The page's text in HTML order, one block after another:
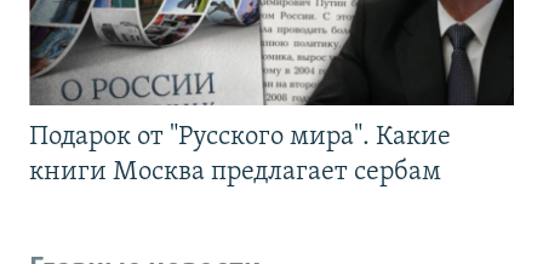
Подарок от "Русского мира". Какие
книги Москва предлагает сербам